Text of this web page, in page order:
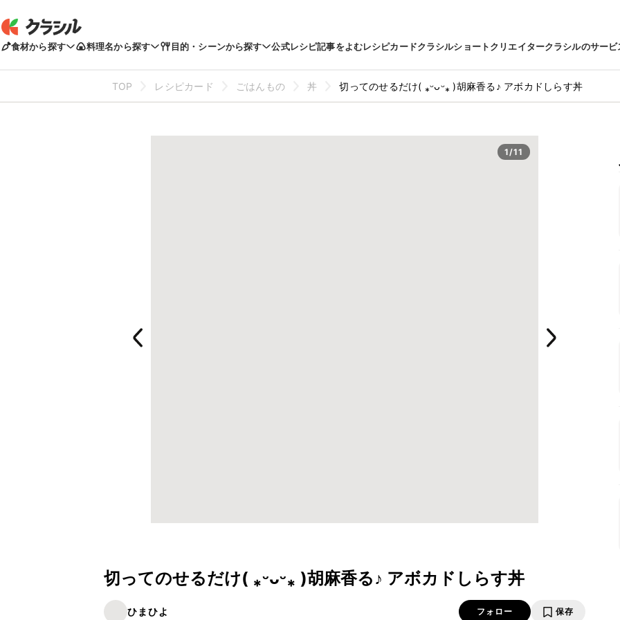
食材から探す 料理名から探す 目的・シーンから探す 公式レシピ記事をよむレシピカードクラシルショートクリエイタークラシルのサービ
TOP レシピカード ごはんもの 丼 切ってのせるだけ( ⁎ᵕᴗᵕ⁎ )胡麻香る♪ アボカドしらす丼
1/11
切ってのせるだけ( ⁎ᵕᴗᵕ⁎ )胡麻香る♪ アボカドしらす丼
ひまひよ フォロー 保存